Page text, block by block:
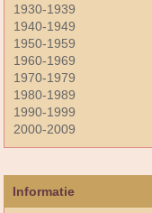
1930-1939
1940-1949
1950-1959
1960-1969
1970-1979
1980-1989
1990-1999
2000-2009
Informatie